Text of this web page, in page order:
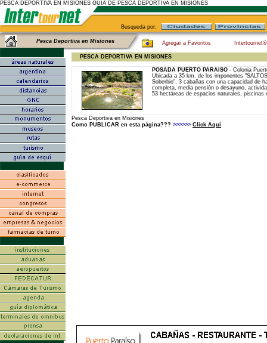
PESCA DEPORTIVA EN MISIONES GUIA DE PESCA DEPORTIVA EN MISIONES
Busqueda por:
Pesca Deportiva en Misiones Agregar a Favoritos
PESCA DEPORTIVA EN MISIONES
POSADA PUERTO PARAISO - Colonia
Ubicada a 35 km. de los imponentes
Soberbio", 3 cabañas con una capacidad de
completa, media pensión o desayuno,
53 hectáreas de espacios naturales, piscinas
Pesca Deportiva en Misiones
Como PUBLICAR en esta página??? >>>>>> Click Aquí